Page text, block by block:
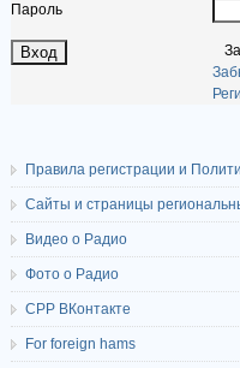
Пароль
Правила регистрации и
Сайты и страницы
Видео о Радио
Фото о Радио
СРР ВКонтакте
For foreign hams